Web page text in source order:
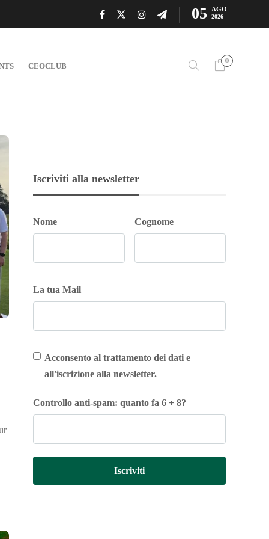
05 AGO
2026
CEOCLUB
0
Iscriviti alla newsletter
Nome Cognome
La tua Mail
Acconsento al trattamento dei dati e
all'iscrizione alla newsletter.
Controllo anti-spam: quanto fa 6 + 8?
Iscriviti